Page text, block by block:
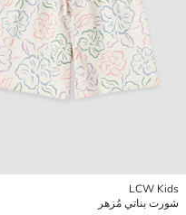
LCW Kids
شورت بناتي مُزهر